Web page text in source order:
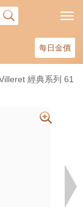
每日金價
經典系列 61